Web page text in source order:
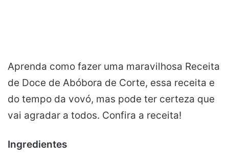
Aprenda como fazer uma maravilhosa Receita
de Doce de Abóbora de Corte, essa receita e
do tempo da vovó, mas pode ter certeza que
vai agradar a todos. Confira a receita!
Ingredientes